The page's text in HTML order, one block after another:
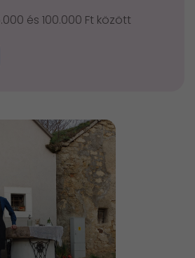
és 100.000 Ft között